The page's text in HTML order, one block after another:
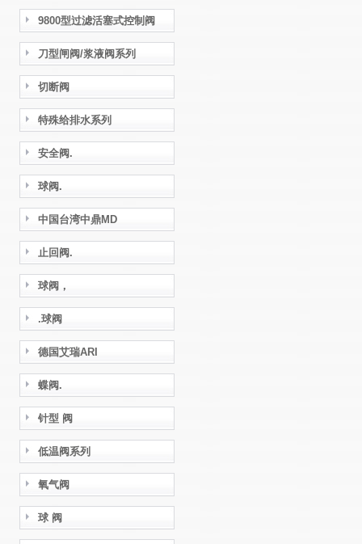
9800型过滤活塞式控制阀
刀型闸阀/浆液阀系列
切断阀
特殊给排水系列
安全阀.
球阀.
中国台湾中鼎MD
止回阀.
球阀，
.球阀
德国艾瑞ARI
蝶阀.
针型 阀
低温阀系列
氧气阀
球 阀